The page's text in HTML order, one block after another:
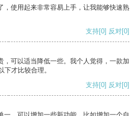
，使用起来非常容易上手，让我能够快速熟
支持[0] 反对[0]
，可以适当降低一些。我个人觉得，一款加
下才比较合理。
支持[0] 反对[0]